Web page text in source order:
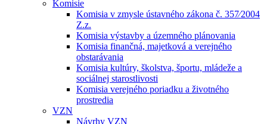
Komisie
Komisia v zmysle ústavného zákona č. 357⁄2004
Z.z.
Komisia výstavby a územného plánovania
Komisia finančná, majetková a verejného
obstarávania
Komisia kultúry, školstva, športu, mládeže a
sociálnej starostlivosti
Komisia verejného poriadku a životného
prostredia
VZN
Návrhy VZN